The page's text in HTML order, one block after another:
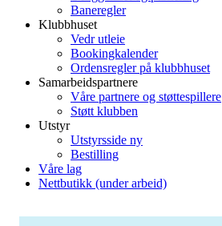
Baneregler
Klubbhuset
Vedr utleie
Bookingkalender
Ordensregler på klubbhuset
Samarbeidspartnere
Våre partnere og støttespillere
Støtt klubben
Utstyr
Utstyrsside ny
Bestilling
Våre lag
Nettbutikk (under arbeid)